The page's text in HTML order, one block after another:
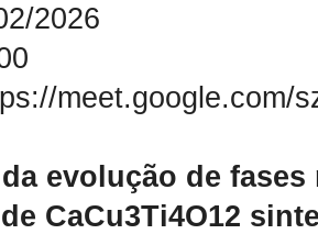
2026
meet.google.com/
evolução de
de CaCu3Ti4O12